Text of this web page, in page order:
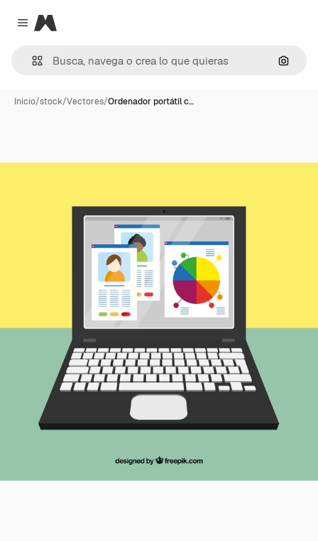
Close menu
Magnific
Inicio/stock/Vectores/Ordenador portátil c…